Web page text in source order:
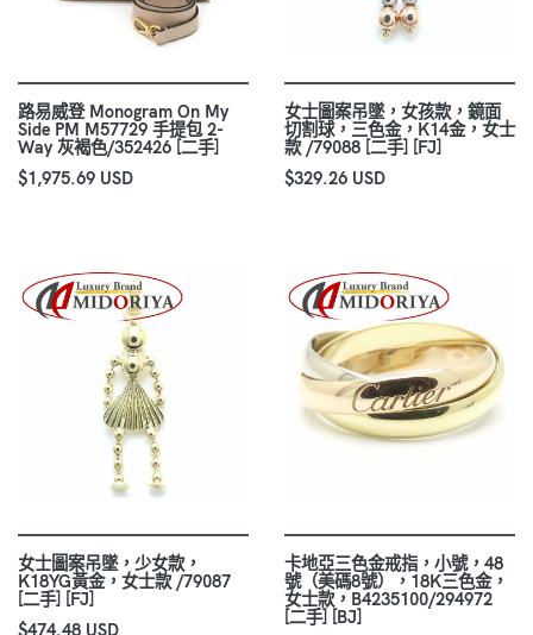
路易威登 Monogram On My
Side PM M57729 手提包 2-
Way 灰褐色/352426 [二手]
$1,975.69 USD
女士圖案吊墜，女孩款，鏡面
切割球，三色金，K14金，女士
款 /79088 [二手] [FJ]
$329.26 USD
女士圖案吊墜，少女款，
K18YG黃金，女士款 /79087
[二手] [FJ]
$474.48 USD
卡地亞三色金戒指，小號，48
號（美碼8號），18K三色金，
女士款，B4235100/294972
[二手] [BJ]